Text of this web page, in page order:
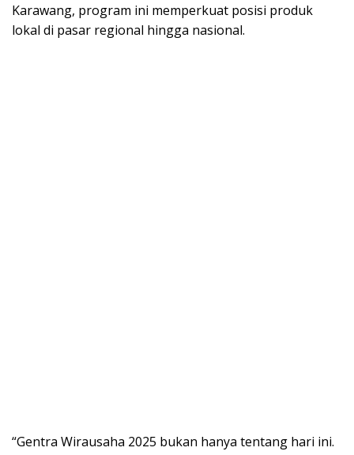
Karawang, program ini memperkuat posisi produk
lokal di pasar regional hingga nasional.
“Gentra Wirausaha 2025 bukan hanya tentang hari ini.